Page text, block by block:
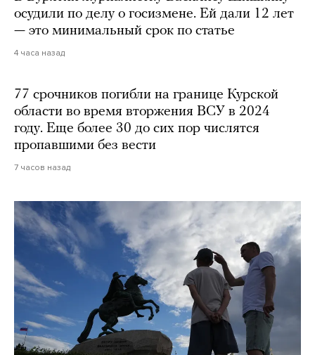
осудили по делу о госизмене. Ей дали 12 лет
— это минимальный срок по статье
4 часа назад
77 срочников погибли на границе Курской
области во время вторжения ВСУ в 2024
году. Еще более 30 до сих пор числятся
пропавшими без вести
7 часов назад